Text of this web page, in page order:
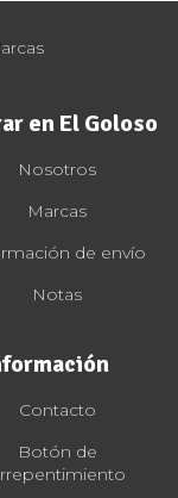
en El Goloso
Nosotros
Marcas
de envío
Notas
Contacto
Botón de